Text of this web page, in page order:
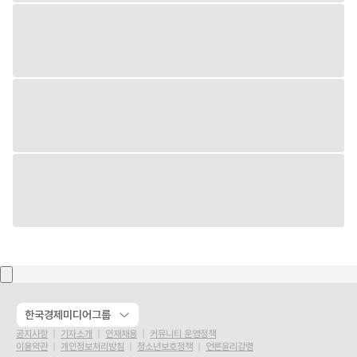
한국경제미디어그룹
공지사항 기자소개 인재채용
커뮤니티 운영정책
이용약관
개인정보처리방침 청소년보호정책 언론윤리강령